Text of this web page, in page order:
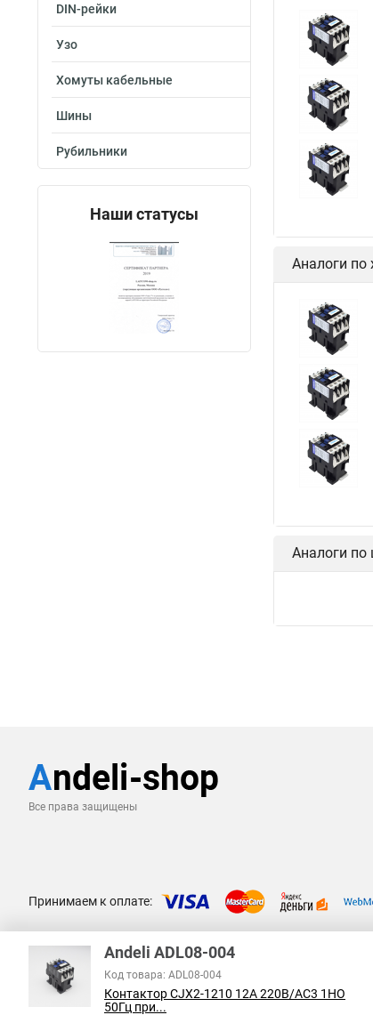
DIN-рейки
Узо
Хомуты кабельные
Шины
Рубильники
Наши статусы
Аналоги по
Аналоги по
Все права защищены
Принимаем к оплате:
Andeli ADL08-004
Код товара: ADL08-004
Контактор CJX2-1210 12A 220В/AC3 1НО
50Гц при...